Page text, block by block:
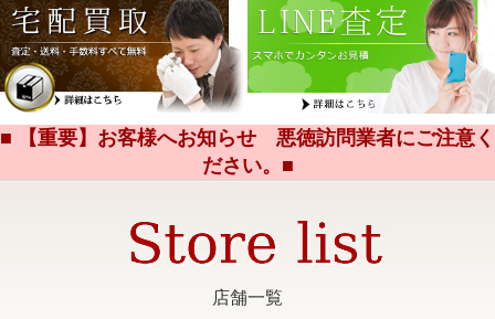
■ 【重要】お客様へお知らせ 悪徳訪問業者にご注意く
ださい。■
店舗一覧